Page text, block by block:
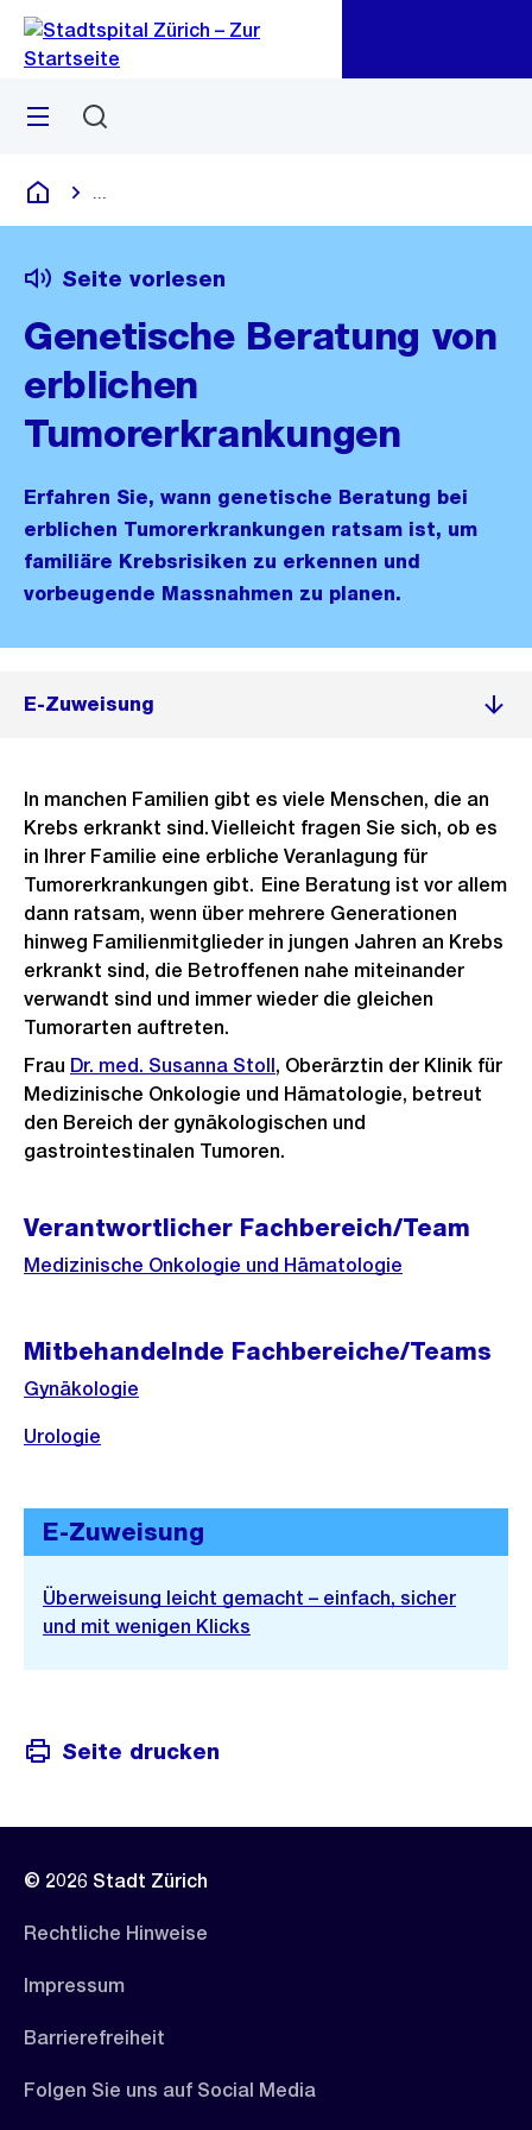
Navigation
Sprunglink
Menü
Krankenhaus
Seite vorlesen
Genetische Beratung von
erblichen
Tumorerkrankungen
Erfahren Sie, wann genetische Beratung bei
erblichen Tumorerkrankungen ratsam ist, um
familiäre Krebsrisiken zu erkennen und
vorbeugende Massnahmen zu planen.
E-Zuweisung
In manchen Familien gibt es viele Menschen, die an
Krebs erkrankt sind. Vielleicht fragen Sie sich, ob es
in Ihrer Familie eine erbliche Veranlagung für
Tumorerkrankungen gibt. Eine Beratung ist vor allem
dann ratsam, wenn über mehrere Generationen
hinweg Familienmitglieder in jungen Jahren an Krebs
erkrankt sind, die Betroffenen nahe miteinander
verwandt sind und immer wieder die gleichen
Tumorarten auftreten.
Frau Dr. med. Susanna Stoll, Oberärztin der Klinik für
Medizinische Onkologie und Hämatologie, betreut
den Bereich der gynäkologischen und
gastrointestinalen Tumoren.
Verantwortlicher Fachbereich/Team
Medizinische Onkologie und Hämatologie
Mitbehandelnde Fachbereiche/Teams
Gynäkologie
Urologie
E-Zuweisung
Überweisung leicht gemacht – einfach, sicher
und mit wenigen Klicks
Seite drucken
© 2026 Stadt Zürich
Rechtliche Hinweise
Impressum
Barrierefreiheit
Folgen Sie uns auf Social Media